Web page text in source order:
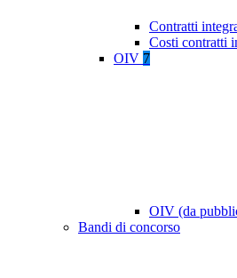
Contratti
Costi contratti
OIV 7
OIV (da
Bandi di concorso